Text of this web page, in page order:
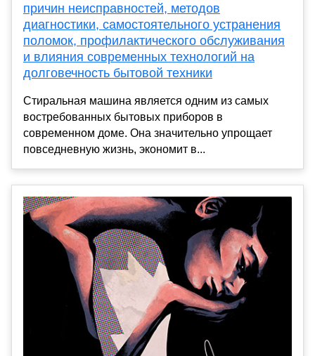
причин неисправностей, методов
диагностики, самостоятельного устранения
поломок, профилактического обслуживания
и влияния современных технологий на
долговечность бытовой техники
Стиральная машина является одним из самых
востребованных бытовых приборов в
современном доме. Она значительно упрощает
повседневную жизнь, экономит в...